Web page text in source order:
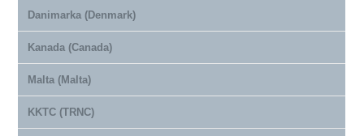
Danimarka (Denmark)
Kanada (Canada)
Malta (Malta)
KKTC (TRNC)